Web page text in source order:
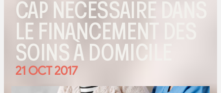
CAP NÉCESSAIRE DANS
LE FINANCEMENT DES
SOINS À DOMICILE
21 OCT 2017